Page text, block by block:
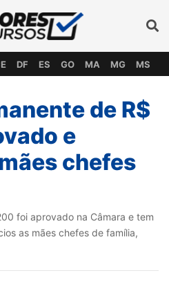
DF ES GO MA MG MS
de R$
e
chefes
foi aprovado na Câmara e tem
as mães chefes de família,